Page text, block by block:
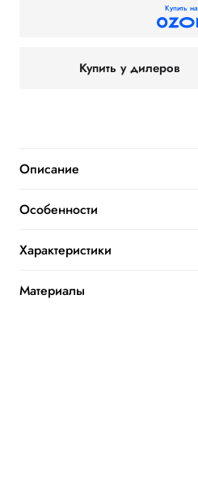
Купить на
Купить у дилеров
Описание
Особенности
Характеристики
Материалы